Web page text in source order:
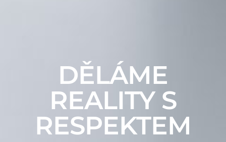
DĚLÁME
REALITY S
RESPEKTEM